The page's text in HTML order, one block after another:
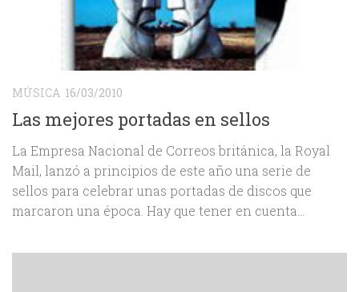
MÚSICA 16/03/2010
Las mejores portadas en sellos
La Empresa Nacional de Correos británica, la Royal
Mail, lanzó a principios de este año una serie de
sellos para celebrar unas portadas de discos que
marcaron una época. Hay que tener en cuenta...